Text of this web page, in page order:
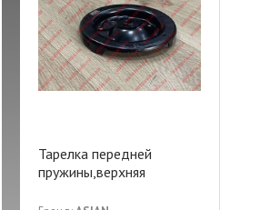
Тарелка передней
пружины,верхняя